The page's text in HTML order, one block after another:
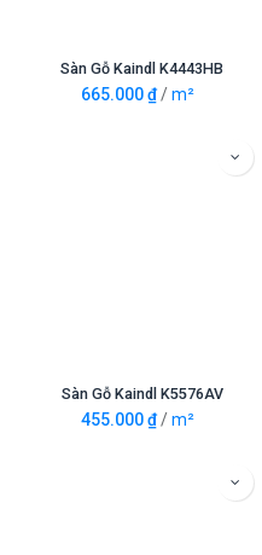
Sàn Gỗ Kaindl K4443HB
665.000₫ /m²
Sàn Gỗ Kaindl K5576AV
455.000₫ /m²